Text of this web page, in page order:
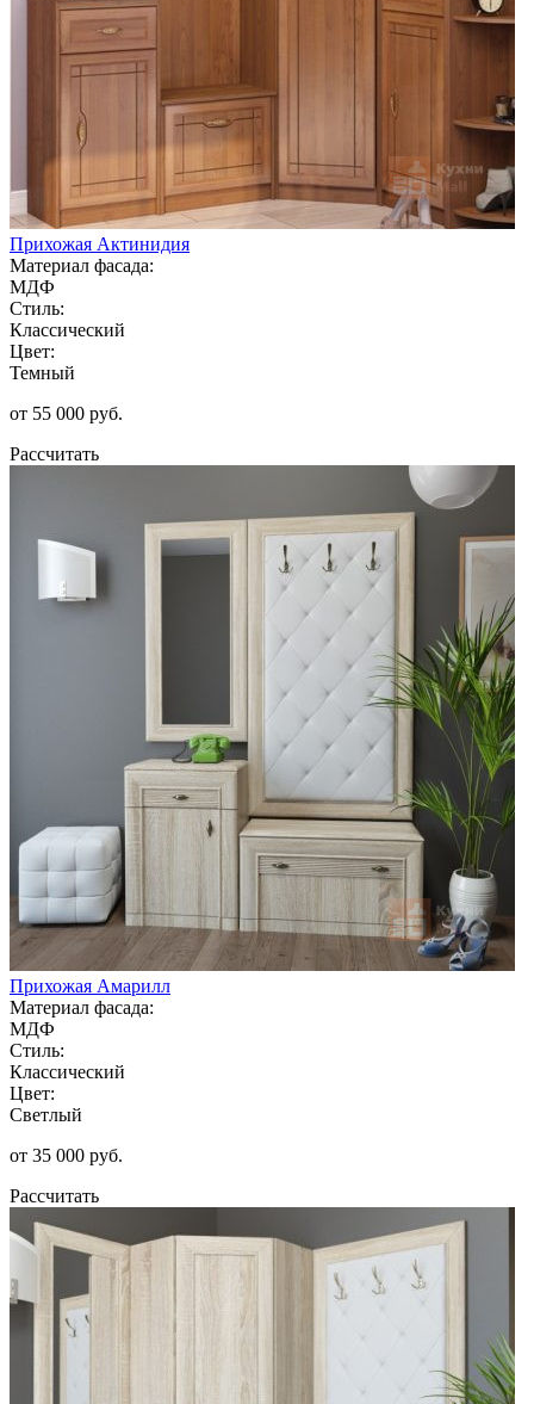
Прихожая Актинидия
Материал фасада:
МДФ
Стиль:
Классический
Цвет:
Темный
от 55 000 руб.
Рассчитать
Прихожая Амарилл
Материал фасада:
МДФ
Стиль:
Классический
Цвет:
Светлый
от 35 000 руб.
Рассчитать